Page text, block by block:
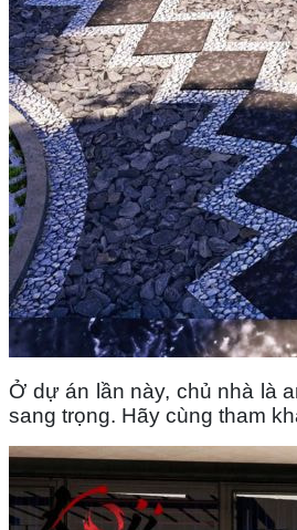
Ở dự án lần này, chủ nhà là
sang trọng. Hãy cùng tham